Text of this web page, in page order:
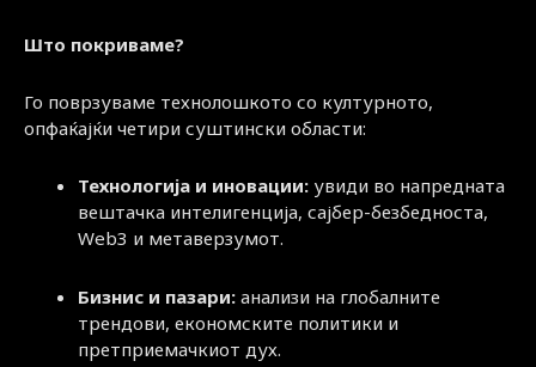
Што покриваме?
Го поврзуваме технолошкото со културното,
опфаќајќи четири суштински области:
Технологија и иновации: увиди во напредната
вештачка интелигенција, сајбер-безбедноста,
Web3 и метаверзумот.
Бизнис и пазари: анализи на глобалните
трендови, економските политики и
претприемачкиот дух.